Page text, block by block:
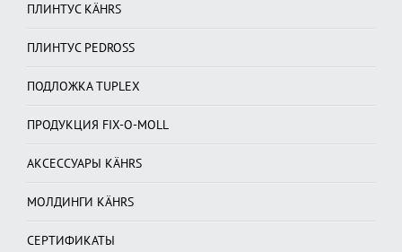
ПЛИНТУС KÄHRS
ПЛИНТУС PEDROSS
ПОДЛОЖКА TUPLEX
ПРОДУКЦИЯ FIX-O-MOLL
АКСЕССУАРЫ KÄHRS
МОЛДИНГИ KÄHRS
СЕРТИФИКАТЫ